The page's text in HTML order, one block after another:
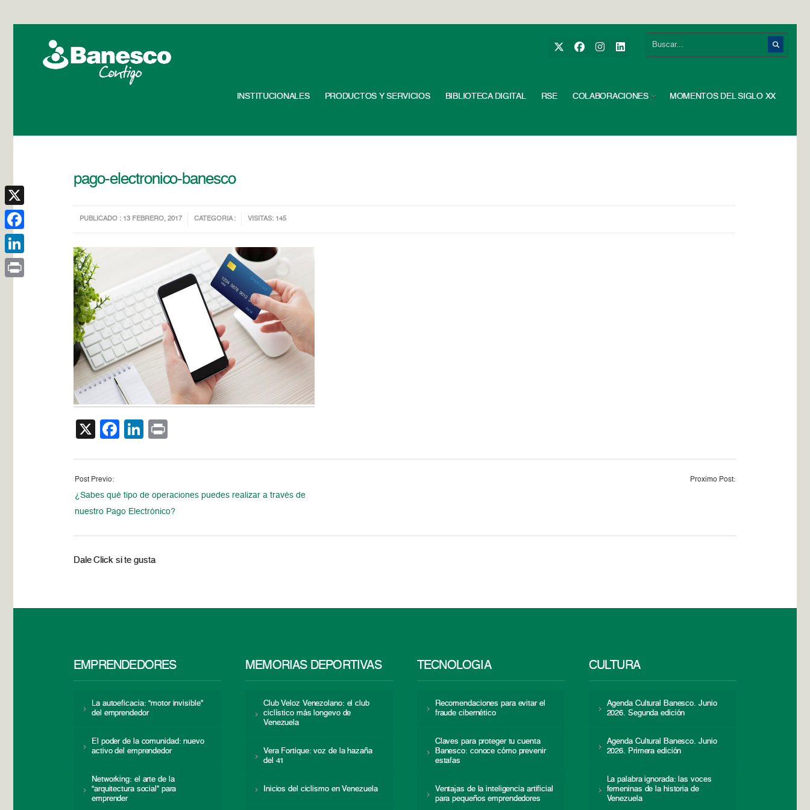
INSTITUCIONALES PRODUCTOS Y SERVICIOS BIBLIOTECA DIGITAL RSE COLABORACIONES MOMENTOS DEL SIGLO XX
pago-electronico-banesco
PUBLICADO : 13 FEBRERO, 2017 CATEGORIA : VISITAS: 145
X Facebook
LinkedIn
Post Previo:
¿Sabes qué tipo de operaciones puedes realizar a través de
nuestro Pago Electrónico?
Proximo Post:
Dale Click si te gusta
EMPRENDEDORES
La autoeficacia: “motor invisible”
del emprendedor
El poder de la comunidad: nuevo
activo del emprendedor
Networking: el arte de la
“arquitectura social” para
emprender
MEMORIAS DEPORTIVAS
Club Veloz Venezolano: el club
ciclístico más longevo de
Venezuela
Vera Fortique: voz de la hazaña
del 41
Inicios del ciclismo en Venezuela
TECNOLOGÍA
Recomendaciones para evitar el
fraude cibernético
Claves para proteger tu cuenta
Banesco: conoce cómo prevenir
estafas
Ventajas de la inteligencia artificial
para pequeños emprendedores
CULTURA
Agenda Cultural Banesco. Junio
2026. Segunda edición
Agenda Cultural Banesco. Junio
2026. Primera edición
La palabra ignorada: las voces
femeninas de la historia de
Venezuela
X
Facebook
LinkedIn